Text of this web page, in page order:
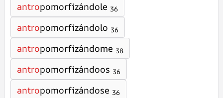
antropomorfizándole 36
antropomorfizándolo 36
antropomorfizándome 38
antropomorfizándoos 36
antropomorfizándose 36